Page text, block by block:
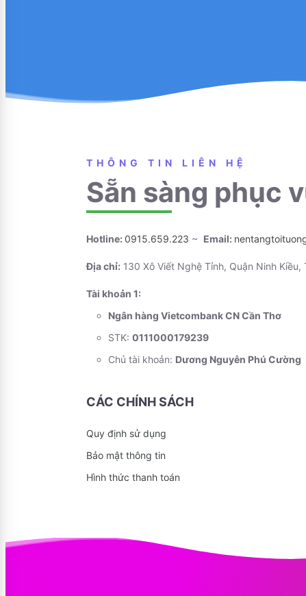
THÔNG TIN LIÊN HỆ
Sẵn sàng phục
Hotline: 0915.659.223 ~ Email:
Địa chỉ: 130 Xô Viết Nghệ Tỉnh, Quận Ninh Kiều,
Tài khoản 1:
Ngân hàng Vietcombank CN Cần Thơ
STK: 0111000179239
Chủ tài khoản: Dương Nguyễn Phú Cường
CÁC CHÍNH SÁCH
Quy định sử dụng
Bảo mật thông tin
Hình thức thanh toán